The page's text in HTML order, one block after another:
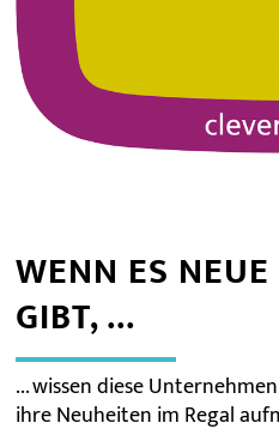
WENN ES
GIBT, ...
... wissen diese
ihre Neuheiten im Regal